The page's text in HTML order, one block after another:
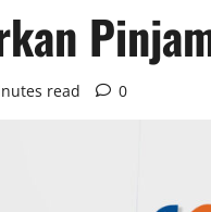
read 0